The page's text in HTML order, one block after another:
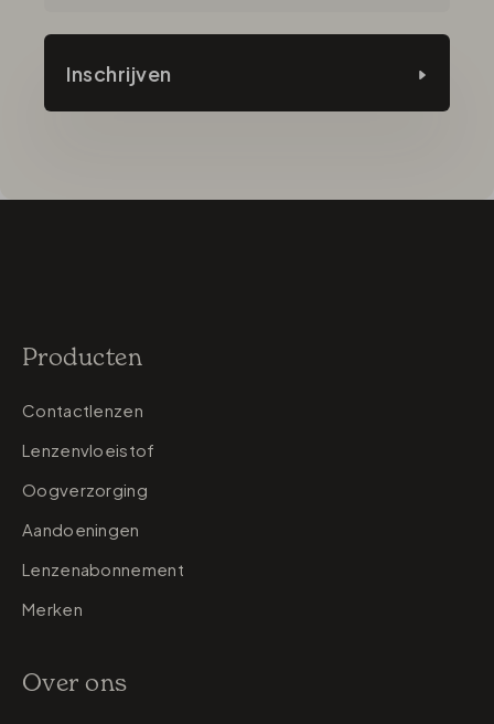
Inschrijven
Producten
Contactlenzen
Lenzenvloeistof
Oogverzorging
Aandoeningen
Lenzenabonnement
Merken
Over ons